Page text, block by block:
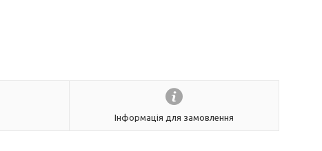
Інформація для замовлення